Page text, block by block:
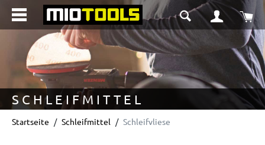
springen
SCHLEIFMITTEL
Startseite Schleifmittel Schleifvliese